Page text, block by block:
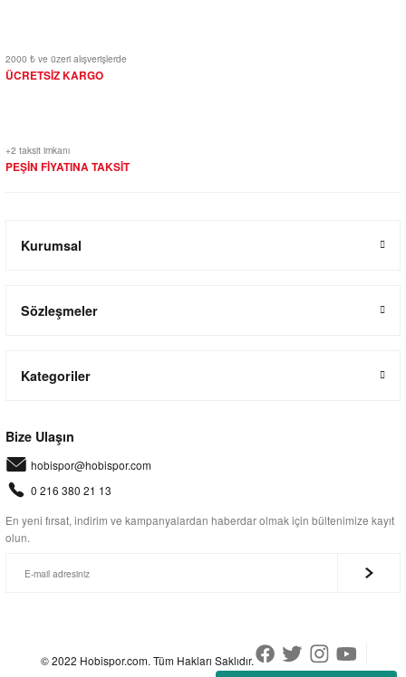
2000 ₺ ve üzeri alışverişlerde
ÜCRETSİZ KARGO
+2 taksit imkanı
PEŞİN FİYATINA TAKSİT
Kurumsal
Sözleşmeler
Kategoriler
Bize Ulaşın
hobispor@hobispor.com
0 216 380 21 13
En yeni fırsat, indirim ve kampanyalardan haberdar olmak için bültenimize kayıt
olun.
© 2022 Hobispor.com. Tüm Hakları Saklıdır.